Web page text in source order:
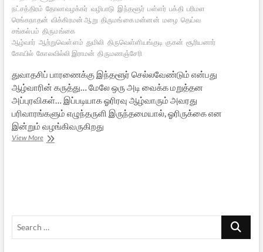
நட்சத்திரம் தோலாவழக்கர் வழிபாடு இந்தளூர் பள்ளர் பக்தி பரிமள
ரெங்கநாதன் விக்கிரமன் ஆறு திருமங்கை மன்னன் மழை தெய்வ
சங்கல்பம் திருமங்கை
ஆழ்வார் ஆற்றுவெள்ளம் துமிலி திருவெள்ளியங்குடி குகன் சூரியனார்
கோயில் கோலவில்லி இராமன் திருமணஞ்சேரி
துவாதசிப் பாரணைக்கு இந்தளூர் செல்லவேண்டும் என்பது
ஆழ்வாரின் கருத்து… மேலே ஒரு அடி வைக்க மறுத்தன
அப்புரவிகள்… இப்படியாக ஓரிரவு ஆழ்வாரும் அவரது
பரிவாரங்களும் எழுந்தருளி இருந்தமையால், ஓரிருக்கை என
இன்றும் வழங்கிவருகிறது
View Moreஓரிருக்கை
Search